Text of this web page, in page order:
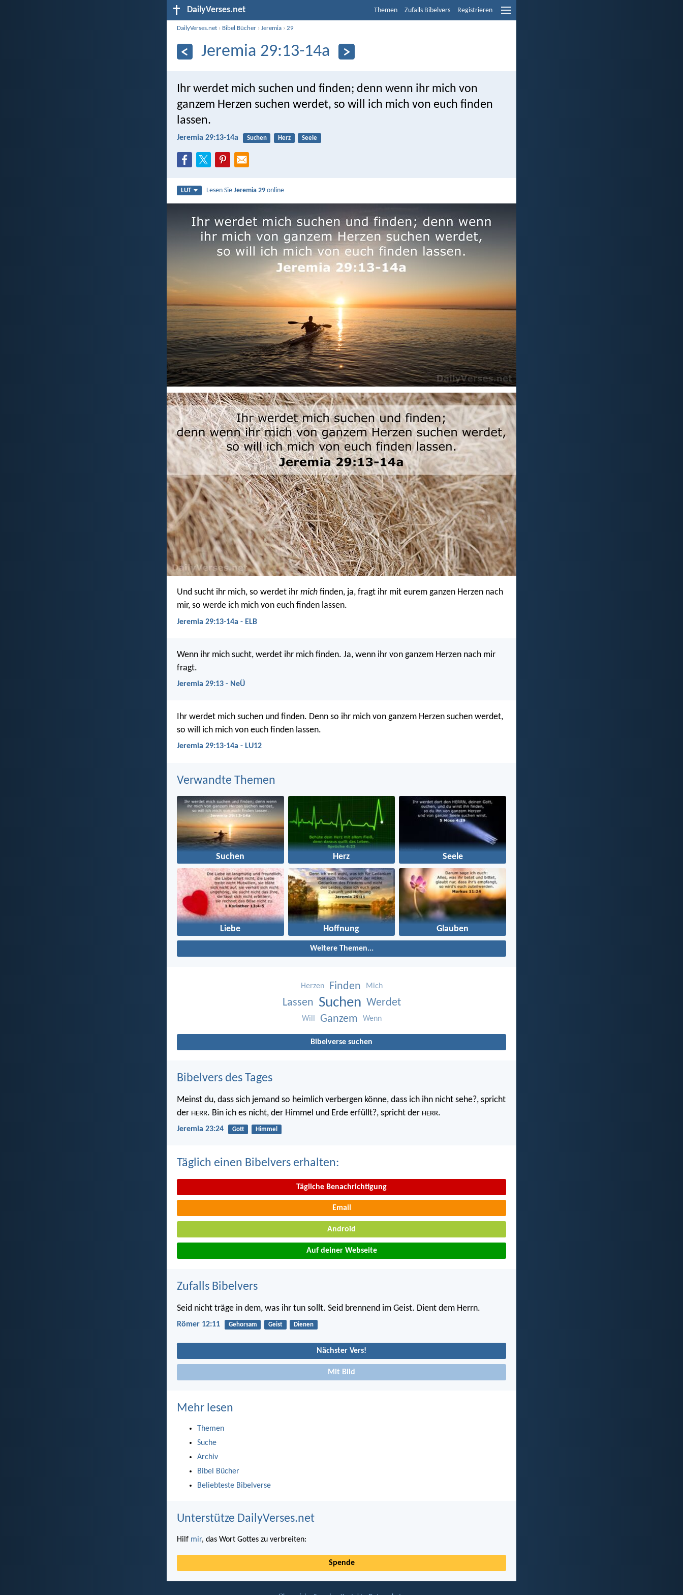
DailyVerses.net Themen Zufalls Bibelvers Registrieren
DailyVerses.net › Bibel Bücher ›Jeremia ›29
Jeremia 29:13-14a
Ihr werdet mich suchen und finden; denn wenn ihr mich von
ganzem Herzen suchen werdet, so will ich mich von euch finden
lassen.
Jeremia 29:13-14a Suchen Herz Seele
LUT Lesen SieJeremia 29 online
Und sucht ihr mich, so werdet ihr mich finden, ja, fragt ihr mit eurem ganzen Herzen nach
mir, so werde ich mich von euch finden lassen.
Jeremia 29:13-14a - ELB
Wenn ihr mich sucht, werdet ihr mich finden. Ja, wenn ihr von ganzem Herzen nach mir
fragt.
Jeremia 29:13 - NeÜ
Ihr werdet mich suchen und finden. Denn so ihr mich von ganzem Herzen suchen werdet,
so will ich mich von euch finden lassen.
Jeremia 29:13-14a - LU12
Verwandte Themen
Suchen Herz Seele
Liebe Hoffnung Glauben
Weitere Themen...
Herzen Finden Mich
Lassen Suchen Werdet
Will Ganzem Wenn
Bibelverse suchen
Bibelvers des Tages
Meinst du, dass sich jemand so heimlich verbergen könne, dass ich ihn nicht sehe?, spricht
der HERR. Bin ich es nicht, der Himmel und Erde erfüllt?, spricht der HERR.
Jeremia 23:24 Gott Himmel
Täglich einen Bibelvers erhalten:
Tägliche Benachrichtigung
Email
Android
Auf deiner Webseite
Zufalls Bibelvers
Seid nicht träge in dem, was ihr tun sollt. Seid brennend im Geist. Dient dem Herrn.
Römer 12:11 Gehorsam Geist Dienen
Nächster Vers!
Mit Bild
Mehr lesen
Themen
Suche
Archiv
Bibel Bücher
Beliebteste Bibelverse
Unterstütze DailyVerses.net
Hilf mir, das Wort Gottes zu verbreiten:
Spende